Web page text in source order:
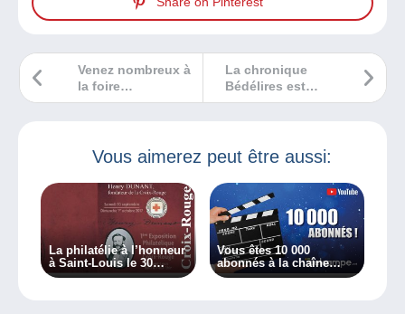
La chronique
Bédélires est
féministe !
Venez nombreux à
la foire
internationale
Vous aimerez peut être aussi:
La philatélie à l’honneur
à Saint-Louis le 30
septembre et le 1er
Vous êtes 10 000
abonnés à la chaîne
YouTube de Delcampe !